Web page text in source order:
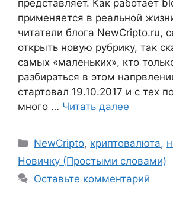
представляет. Как работает
применяется в реальной
читатели блога NewCripto.ru,
открыть новую рубрику, так
самых «маленьких», кто
разбираться в этом
стартовал 19.10.2017 и с тех
много … Читать далее
Рубрики
NewCripto, криптовалюта,
Новичку (Простыми словами)
Оставьте комментарий